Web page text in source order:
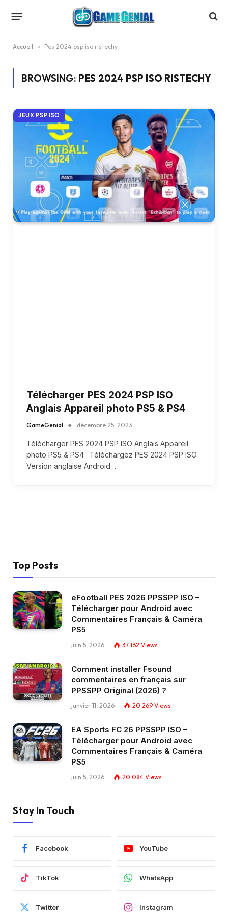
Accueil » Pes 2024 psp iso ristechy
BROWSING: PES 2024 PSP ISO RISTECHY
JEUX PSP ISO
Télécharger PES 2024 PSP ISO
Anglais Appareil photo PS5 & PS4
GameGenial décembre 25, 2023
Télécharger PES 2024 PSP ISO Anglais Appareil
photo PS5 & PS4 : Téléchargez PES 2024 PSP ISO
Version anglaise Android…
Top Posts
eFootball PES 2026 PPSSPP ISO –
Télécharger pour Android avec
Commentaires Français & Caméra
PS5
juin 5, 2026 37 162 Views
Comment installer Fsound
commentaires en français sur
PPSSPP Original (2026) ?
janvier 11, 2026 20 269 Views
EA Sports FC 26 PPSSPP ISO –
Télécharger pour Android avec
Commentaires Français & Caméra
PS5
juin 5, 2026 20 084 Views
Stay In Touch
Facebook YouTube
TikTok WhatsApp
Twitter Instagram